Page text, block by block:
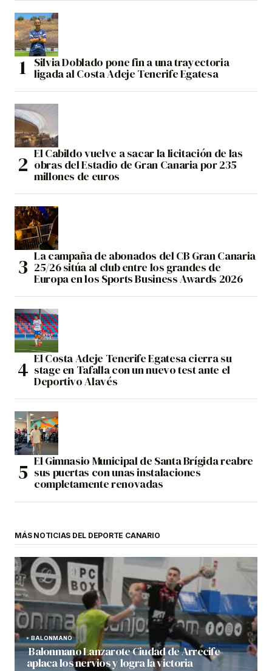
Silvia Doblado pone fin a una trayectoria
ligada al Costa Adeje Tenerife Egatesa
El Cabildo vuelve a sacar la licitación de las
obras del Estadio de Gran Canaria por 235
millones de euros
La campaña de abonados del CB Gran Canaria
25/26 sitúa al club entre los grandes de
Europa en los Sports Business Awards 2026
El Costa Adeje Tenerife Egatesa cierra su
stage en Tafalla con un nuevo test ante el
Deportivo Alavés
El Gimnasio Municipal de Santa Brígida reabre
sus puertas con unas instalaciones
completamente renovadas
MÁS NOTICIAS DEL DEPORTE CANARIO
BALONMANO
Balonmano Lanzarote Ciudad de Arrecife
aplaca los nervios y logra la victoria